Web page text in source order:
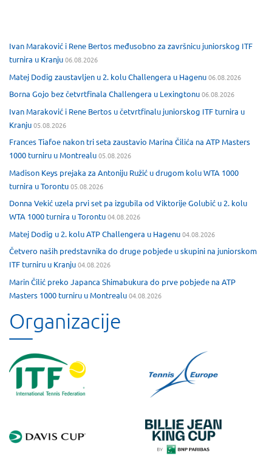
Ivan Maraković i Rene Bertos međusobno za završnicu juniorskog ITF
turnira u Kranju06.08.2026
Matej Dodig zaustavljen u 2. kolu Challengera u Hagenu06.08.2026
Borna Gojo bez četvrtfinala Challengera u Lexingtonu06.08.2026
Ivan Maraković i Rene Bertos u četvrtfinalu juniorskog ITF turnira u
Kranju05.08.2026
Frances Tiafoe nakon tri seta zaustavio Marina Čilića na ATP Masters
1000 turniru u Montrealu05.08.2026
Madison Keys prejaka za Antoniju Ružić u drugom kolu WTA 1000
turnira u Torontu05.08.2026
Donna Vekić uzela prvi set pa izgubila od Viktorije Golubić u 2. kolu
WTA 1000 turnira u Torontu04.08.2026
Matej Dodig u 2. kolu ATP Challengera u Hagenu04.08.2026
Četvero naših predstavnika do druge pobjede u skupini na juniorskom
ITF turniru u Kranju04.08.2026
Marin Čilić preko Japanca Shimabukura do prve pobjede na ATP
Masters 1000 turniru u Montrealu04.08.2026
Organizacije